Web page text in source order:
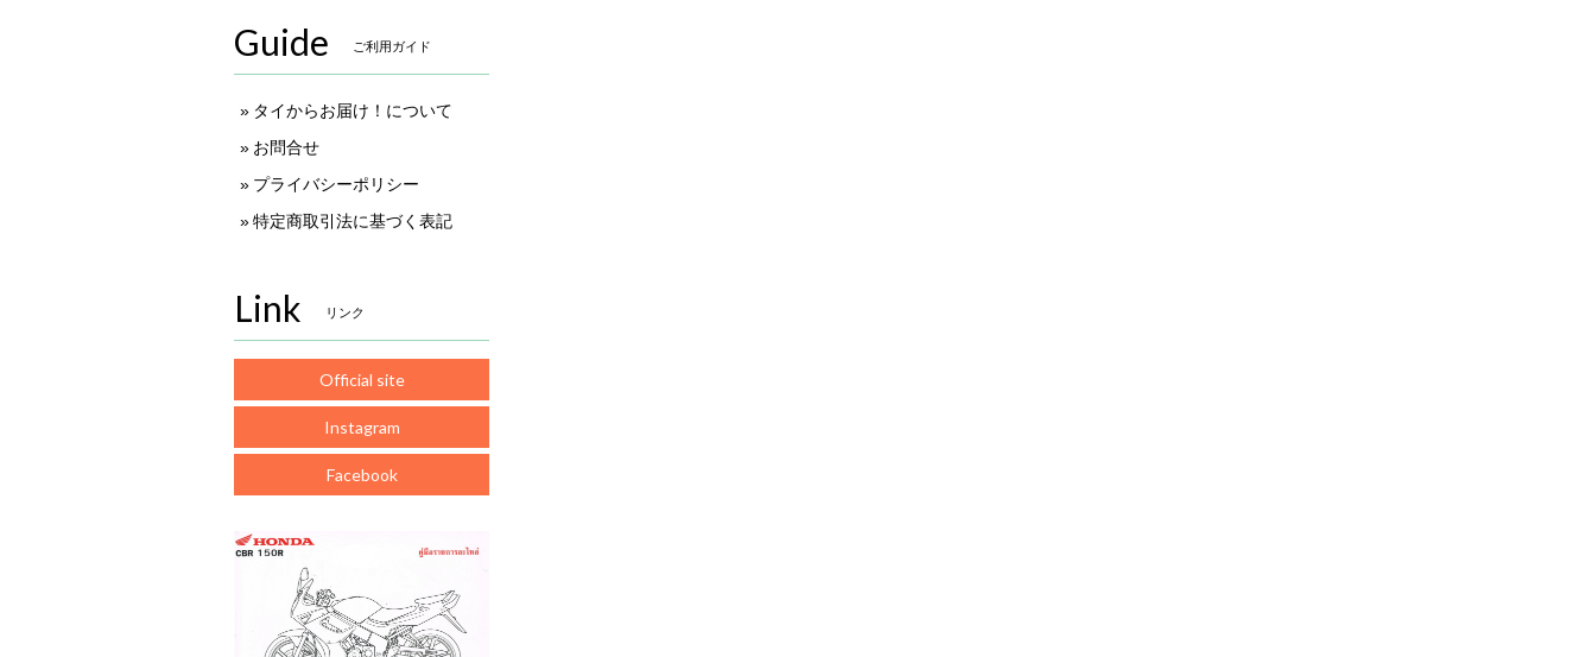
Guide ご利用ガイド
タイからお届け！について
お問合せ
プライバシーポリシー
特定商取引法に基づく表記
Link リンク
Official site
Instagram
Facebook